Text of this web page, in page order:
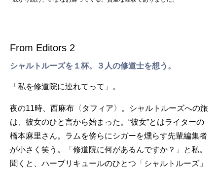
From Editors 2
シャルトルーズを１杯。３人の修道士を想う。
「私を修道院に連れてって」。
夜の11時、西麻布〈タフィア〉。シャルトルーズへの旅
は、彼女のひと言から始まった。“彼女”とはライターの
橋本麻里さん。ラムを傍らにシガーを燻らす先輩編集者
が小さく笑う。「修道院に何があるんですか？」と私。
聞くと、ハーブリキュールのひとつ「シャルトルーズ」